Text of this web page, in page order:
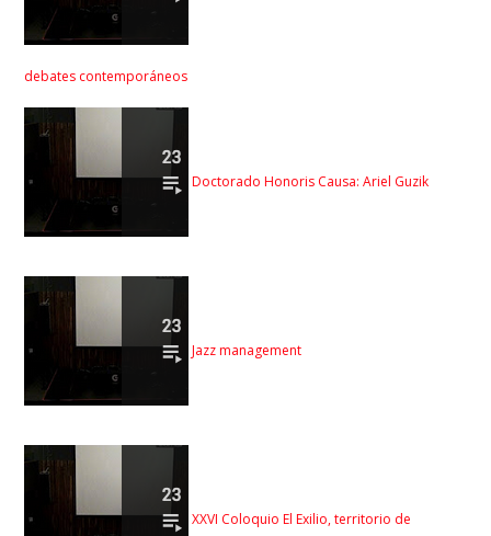
debates contemporáneos
Doctorado Honoris Causa: Ariel Guzik
Jazz management
XXVI Coloquio El Exilio, territorio de